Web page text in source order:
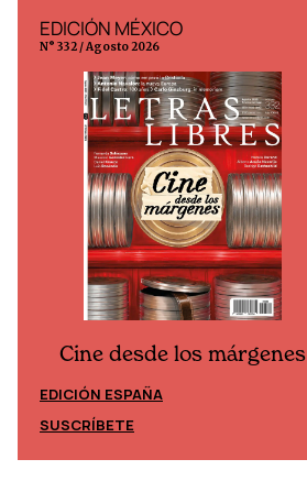
EDICIÓN MÉXICO
N° 332 / Agosto 2026
Cine desde los márgenes
EDICIÓN ESPAÑA
SUSCRÍBETE